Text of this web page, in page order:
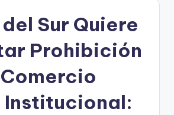
Sur Quiere
Prohibición